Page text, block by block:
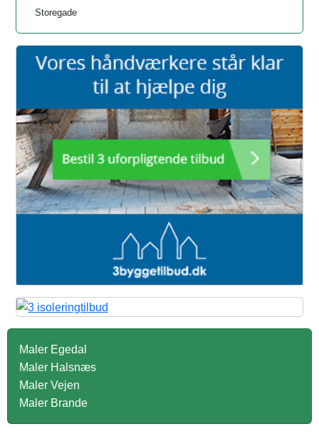
Storegade
Maler Egedal
Maler Halsnæs
Maler Vejen
Maler Brande